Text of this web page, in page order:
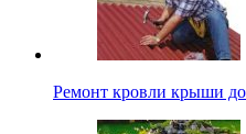
Ремонт кровли крыши